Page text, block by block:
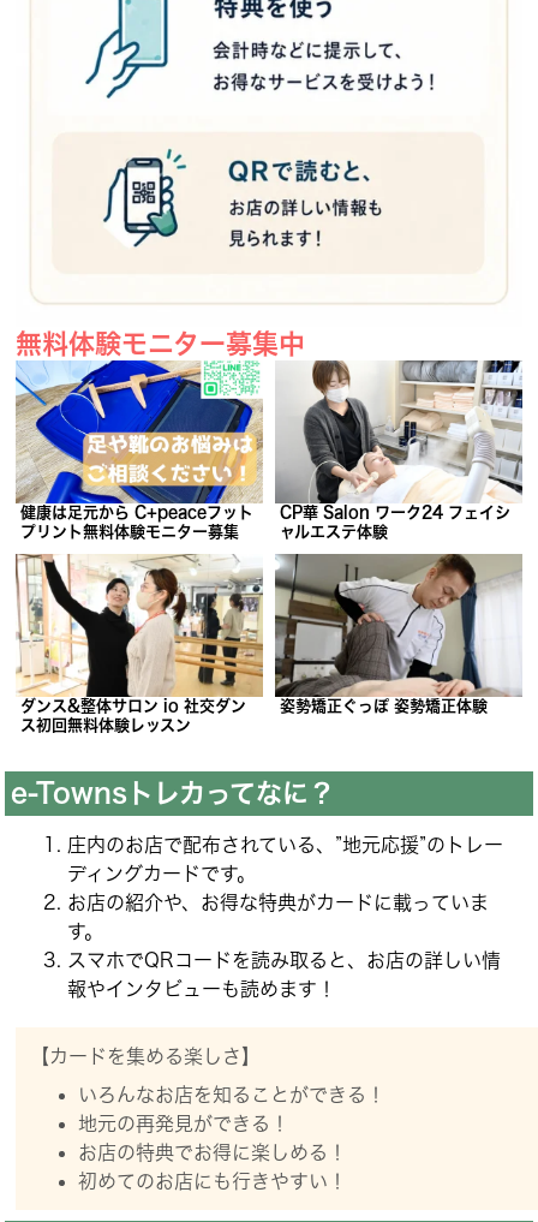
無料体験モニター募集中
健康は足元から C+peaceフット
プリント無料体験モニター募集
CP華 Salon ワーク24 フェイシ
ャルエステ体験
ダンス&整体サロン io 社交ダン
ス初回無料体験レッスン
姿勢矯正ぐっぽ 姿勢矯正体験
e-Townsトレカってなに？
庄内のお店で配布されている、”地元応援”のトレー
ディングカードです。
お店の紹介や、お得な特典がカードに載っていま
す。
スマホでQRコードを読み取ると、お店の詳しい情
報やインタビューも読めます！
【カードを集める楽しさ】
いろんなお店を知ることができる！
地元の再発見ができる！
お店の特典でお得に楽しめる！
初めてのお店にも行きやすい！